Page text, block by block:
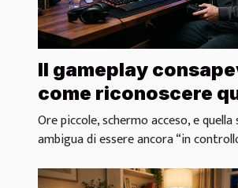
Il gameplay
come riconoscere
fermarsi davvero
Ore piccole, schermo acceso, e
ambigua di essere ancora “in